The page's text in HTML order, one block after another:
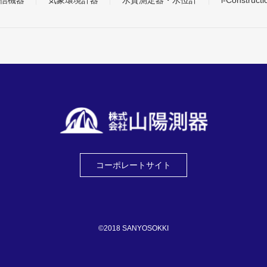
コーポレートサイト
©2018 SANYOSOKKI